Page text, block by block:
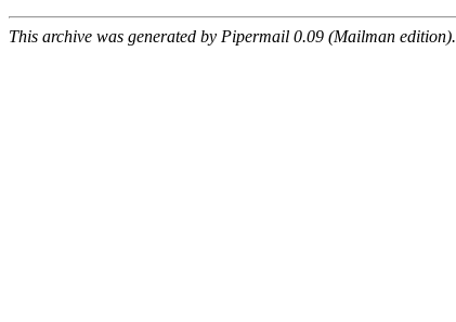
This archive was generated by Pipermail 0.09 (Mailman edition).